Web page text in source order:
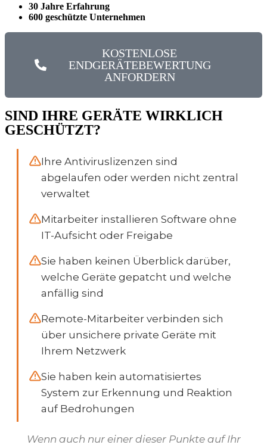
30 Jahre Erfahrung
600 geschützte Unternehmen
KOSTENLOSE
ENDGERÄTEBEWERTUNG
ANFORDERN
SIND IHRE GERÄTE WIRKLICH
GESCHÜTZT?
Ihre Antiviruslizenzen sind
abgelaufen oder werden nicht zentral
verwaltet
Mitarbeiter installieren Software ohne
IT-Aufsicht oder Freigabe
Sie haben keinen Überblick darüber,
welche Geräte gepatcht und welche
anfällig sind
Remote-Mitarbeiter verbinden sich
über unsichere private Geräte mit
Ihrem Netzwerk
Sie haben kein automatisiertes
System zur Erkennung und Reaktion
auf Bedrohungen
Wenn auch nur einer dieser Punkte auf Ihr